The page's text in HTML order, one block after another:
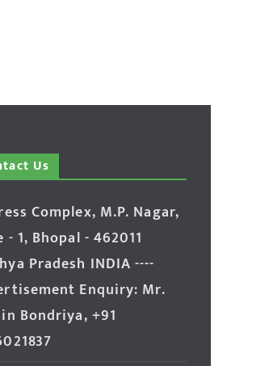
Us
Complex, M.P. Nagar,
- 1, Bhopal - 462011
Pradesh INDIA ----
Enquiry: Mr.
Bondriya, +91